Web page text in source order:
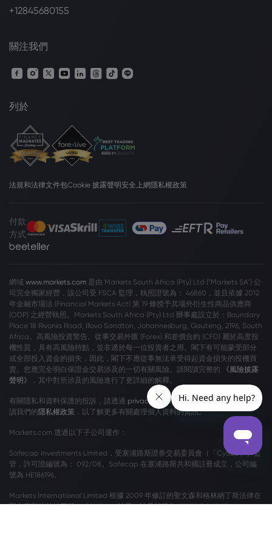
+12845680155
關注我們
列於
法規和法律文件包Cookie 披露聲明安全上網隱私權政策
付款
方式
網域 www.markets.com 是由 Markets South Africa (Pty) Ltd ("Markets SA") 公
司完全獨家經營，該公司受 FSCA 監理，執照證號為： 46860，並且依據 2012
年金融市場法 (Financial Markets Act) 第 19 條授予其場外衍生性商品供應商
(ODP) 之經營執照。Markets South Africa (Pty) Ltd 辦事處設立於：Boundary
Place 18 Rivonia Road, Illovo Sandton, Johannesburg, Gauteng, 2196, South
Africa。高風險投資警告。從事交易外匯 (Forex) 和差價合約 (CFD) 屬於高度投
機性質，具有高風險特點，並非適於每一位投資者之用。閣下有可能蒙受部分
或全部投入資金的損失，因此，閣下不應從事無法承受得起資金損失的投機買
賣。您應完全明白保證金交易涉及的一切有關風險。請閱讀完整的
《風險披露
聲明》
，其中對所涉及的風險進行了更詳細的解釋。
有關隱私和資料保護的投訴，請透過 privacy@markets.com與我們聯絡。請閱
讀我們的隱私權政策 ，以了解更多有關處理個人資料的資訊。
Markets.com 透過以下子公司運作：
Safecap Investments Limited，受塞浦路斯證券交易委員會（「CySEC」）監
管，許可證編號為： 092/08。Safecap 在塞浦路斯共和國註冊成立，公司編
號為 HE186196。
Markets International Limited 根據 2009 年修訂的聖文森和格林納丁斯法律在
聖文森和格林納丁斯（「SVG」）註冊，註冊號碼為 27030 BC 2023。